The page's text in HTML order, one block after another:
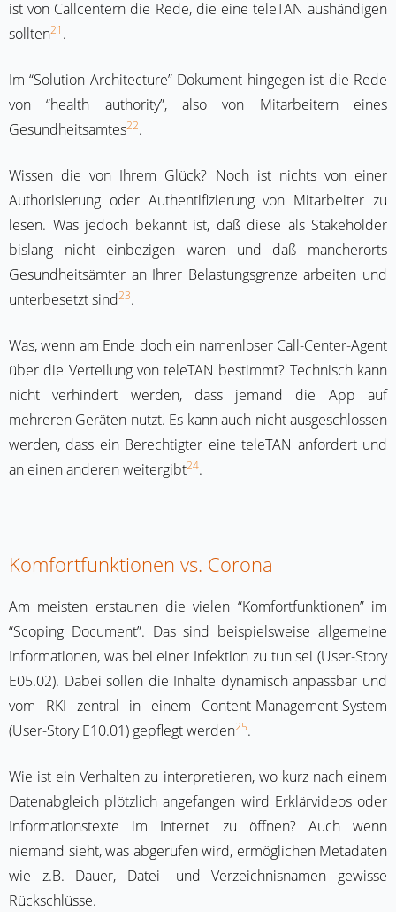
ist von Callcentern die Rede, die eine teleTAN aushändigen
sollten21 .
Im “Solution Architecture” Dokument hingegen ist die Rede
von “health authority”, also von Mitarbeitern eines
Gesundheitsamtes22.
Wissen die von Ihrem Glück? Noch ist nichts von einer
Authorisierung oder Authentifizierung von Mitarbeiter zu
lesen. Was jedoch bekannt ist, daß diese als Stakeholder
bislang nicht einbezigen waren und daß mancherorts
Gesundheitsämter an Ihrer Belastungsgrenze arbeiten und
unterbesetzt sind23.
Was, wenn am Ende doch ein namenloser Call-Center-Agent
über die Verteilung von teleTAN bestimmt? Technisch kann
nicht verhindert werden, dass jemand die App auf
mehreren Geräten nutzt. Es kann auch nicht ausgeschlossen
werden, dass ein Berechtigter eine teleTAN anfordert und
an einen anderen weitergibt24.
Komfortfunktionen vs. Corona
Am meisten erstaunen die vielen “Komfortfunktionen” im
“Scoping Document”. Das sind beispielsweise allgemeine
Informationen, was bei einer Infektion zu tun sei (User-Story
E05.02). Dabei sollen die Inhalte dynamisch anpassbar und
vom RKI zentral in einem Content-Management-System
(User-Story E10.01) gepflegt werden25.
Wie ist ein Verhalten zu interpretieren, wo kurz nach einem
Datenabgleich plötzlich angefangen wird Erklärvideos oder
Informationstexte im Internet zu öffnen? Auch wenn
niemand sieht, was abgerufen wird, ermöglichen Metadaten
wie z.B. Dauer, Datei- und Verzeichnisnamen gewisse
Rückschlüsse.